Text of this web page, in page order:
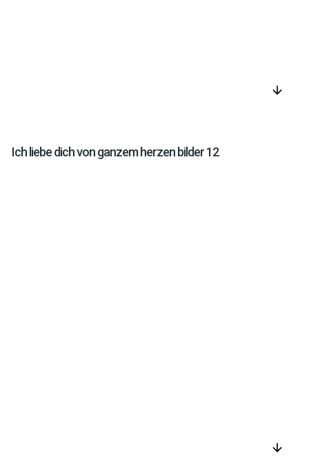
arrow_downward
Ich liebe dich von ganzem herzen bilder 12
arrow_downward